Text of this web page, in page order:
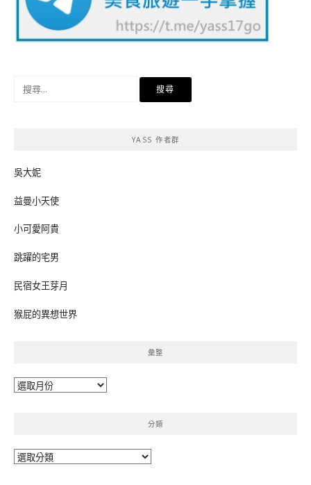
YASS 作者群
吳大妮
益曼小天使
小可愛阿貴
跳躍的宅男
民宿女王芽月
猴屁的異想世界
彙整
彙
分類
分